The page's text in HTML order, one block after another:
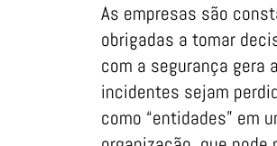
As empresas são
obrigadas a tomar
com a segurança gera
incidentes sejam
como “entidades” em